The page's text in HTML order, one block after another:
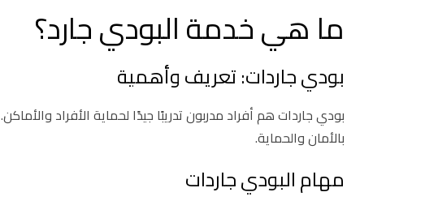
ما هي خدمة البودي جارد؟
بودي جاردات: تعريف وأهمية
بودي جاردات هم أفراد مدربون تدريبًا جيدًا لحماية الأفراد
بالأمان والحماية.
مهام البودي جاردات